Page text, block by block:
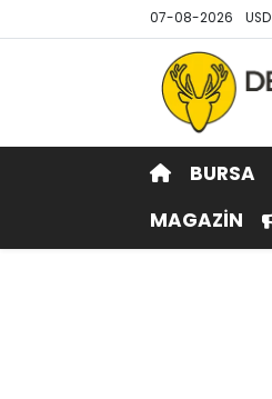
07-08-2026 USD
BURSA
MAGAZİN
Hava Durumu
Trafik Durumu
Tüm Manşetler